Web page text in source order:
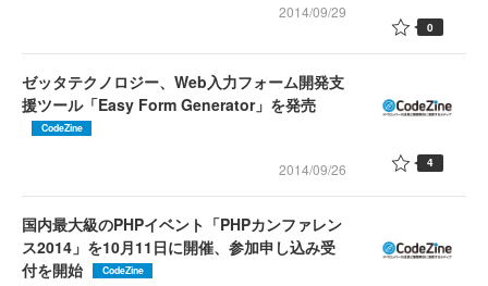
2014/09/29
0
ゼッタテクノロジー、Web入力フォーム開発支
援ツール「Easy Form Generator」を発売
CodeZine
2014/09/26 4
国内最大級のPHPイベント「PHPカンファレン
ス2014」を10月11日に開催、参加申し込み受
付を開始
CodeZine